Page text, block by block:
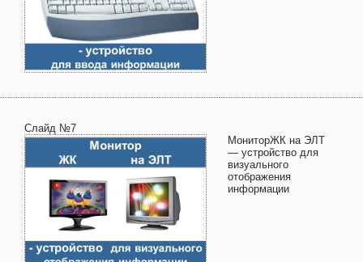
Слайд №7
МониторЖК на ЭЛТ
— устройство для
визуального
отображения
информации